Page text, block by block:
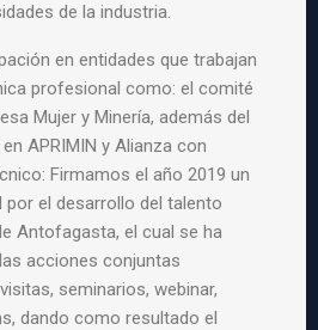
de la industria.
en entidades que trabajan
profesional como: el comité
Mujer y Minería, además del
APRIMIN y Alianza con
Firmamos el año 2019 un
el desarrollo del talento
Antofagasta, el cual se ha
acciones conjuntas
seminarios, webinar,
dando como resultado el